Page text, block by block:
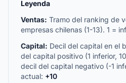
Leyenda
Ventas: Tramo del ranking de
empresas chilenas (1-13). 1 =
Capital: Decil del capital en el
del capital positivo (1 inferior,
decil del capital negativo (-1
actual: +10